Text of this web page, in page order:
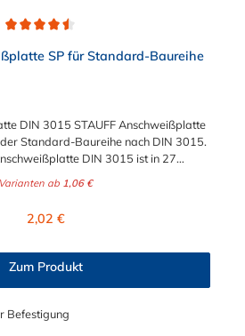
SP für Standard-Baureihe
DIN 3015 STAUFF Anschweißplatte
Standard-Baureihe nach DIN 3015.
DIN 3015 ist in 27
Varianten ab 1,06 €
Regulärer Preis:
2,02 €
Zum Produkt